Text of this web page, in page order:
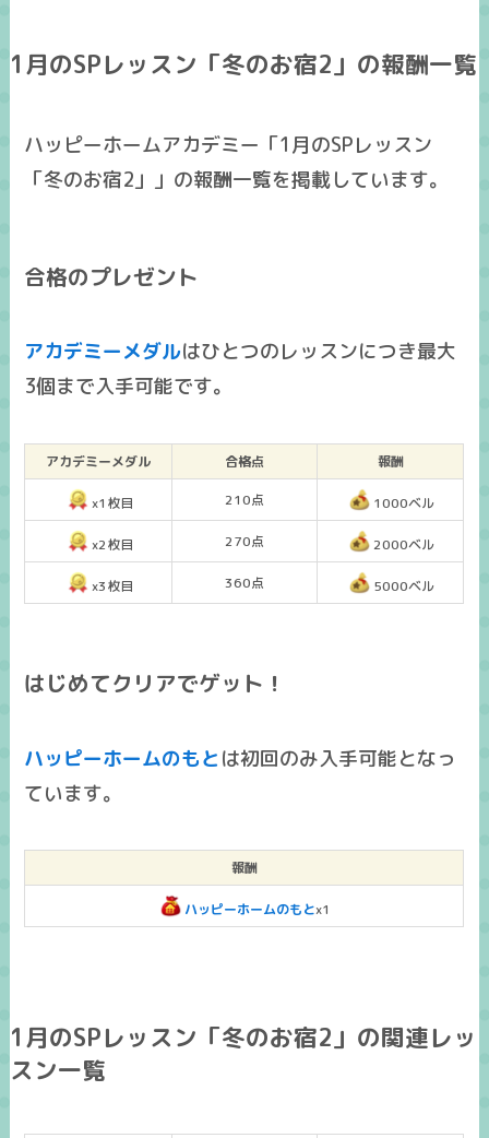
1月のSPレッスン「冬のお宿2」の報酬一覧
ハッピーホームアカデミー「1月のSPレッスン
「冬のお宿2」」の報酬一覧を掲載しています。
合格のプレゼント
アカデミーメダルはひとつのレッスンにつき最大
3個まで入手可能です。
アカデミーメダル 合格点 報酬
x1枚目 210点 1000ベル
x2枚目 270点 2000ベル
x3枚目 360点 5000ベル
はじめてクリアでゲット！
ハッピーホームのもと は初回のみ入手可能となっ
ています。
報酬
ハッピーホームのもとx1
1月のSPレッスン「冬のお宿2」の関連レッ
スン一覧